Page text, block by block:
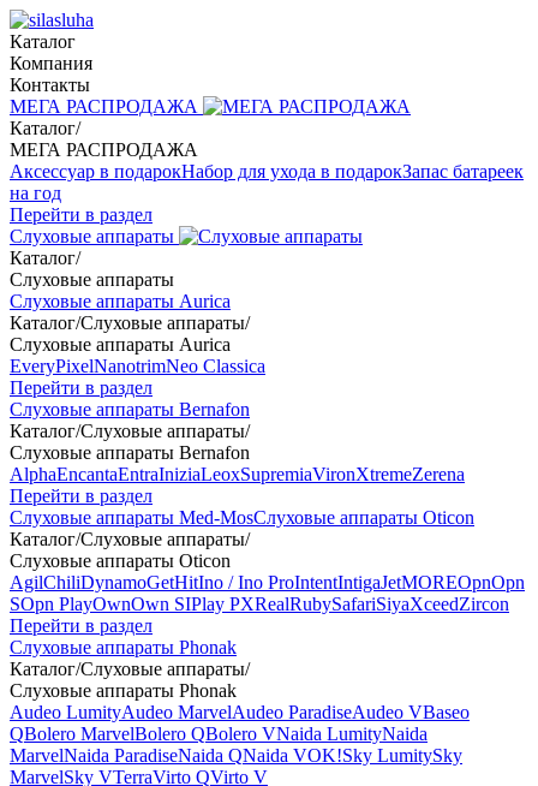
Каталог
Компания
Контакты
МЕГА РАСПРОДАЖА
Каталог/
МЕГА РАСПРОДАЖА
Аксессуар в подарокНабор для ухода в подарокЗапас батареек
на год
Перейти в раздел
Слуховые аппараты
Каталог/
Слуховые аппараты
Слуховые аппараты Aurica
Каталог/Слуховые аппараты/
Слуховые аппараты Aurica
EveryPixelNanotrimNeo Classica
Перейти в раздел
Слуховые аппараты Bernafon
Каталог/Слуховые аппараты/
Слуховые аппараты Bernafon
AlphaEncantaEntraIniziaLeoxSupremiaVironXtremeZerena
Перейти в раздел
Слуховые аппараты Med-MosСлуховые аппараты Oticon
Каталог/Слуховые аппараты/
Слуховые аппараты Oticon
AgilChiliDynamoGetHitIno / Ino ProIntentIntigaJetMOREOpnOpn
SOpn PlayOwnOwn SIPlay PXRealRubySafariSiyaXceedZircon
Перейти в раздел
Слуховые аппараты Phonak
Каталог/Слуховые аппараты/
Слуховые аппараты Phonak
Audeo LumityAudeo MarvelAudeo ParadiseAudeo VBaseo
QBolero MarvelBolero QBolero VNaida LumityNaida
MarvelNaida ParadiseNaida QNaida VOK!Sky LumitySky
MarvelSky VTerraVirto QVirto V